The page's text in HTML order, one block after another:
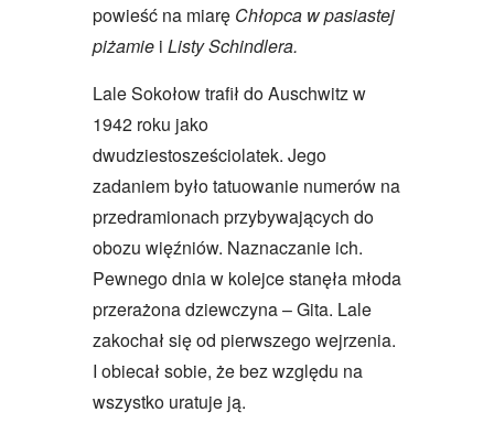
powieść na miarę Chłopca w pasiastej
piżamie i Listy Schindlera.
Lale Sokołow trafił do Auschwitz w
1942 roku jako
dwudziestosześciolatek. Jego
zadaniem było tatuowanie numerów na
przedramionach przybywających do
obozu więźniów. Naznaczanie ich.
Pewnego dnia w kolejce stanęła młoda
przerażona dziewczyna – Gita. Lale
zakochał się od pierwszego wejrzenia.
I obiecał sobie, że bez względu na
wszystko uratuje ją.